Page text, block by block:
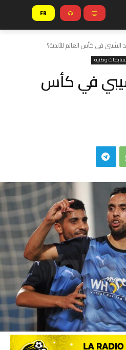
FR
في كأس العالم للأندية؟
وطنية
في كأس